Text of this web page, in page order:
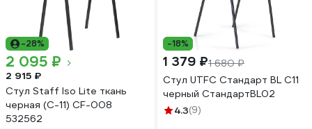
-28%
2 095 ₽
2 915 ₽
Стул Staff Iso Lite ткань
черная (С-11) CF-008
532562
-18%
1 379 ₽1 680 ₽
Стул UTFC Стандарт BL С11
черный СтандартBL02
4.3(9)